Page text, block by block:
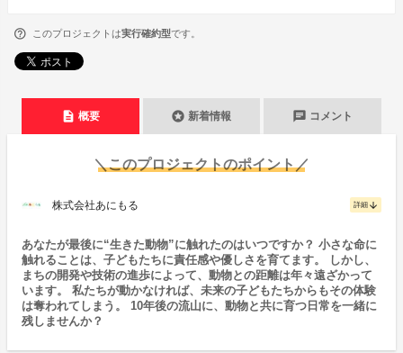
このプロジェクトは実行確約型です。
description 概要 stars 新着情報 chat コメント
＼このプロジェクトのポイント／
株式会社あにもる 詳細 arrow_downward
あなたが最後に“生きた動物”に触れたのはいつですか？ 小さな命に
触れることは、子どもたちに責任感や優しさを育てます。 しかし、
まちの開発や技術の進歩によって、動物との距離は年々遠ざかって
います。 私たちが動かなければ、未来の子どもたちからもその体験
は奪われてしまう。 10年後の流山に、動物と共に育つ日常を一緒に
残しませんか？